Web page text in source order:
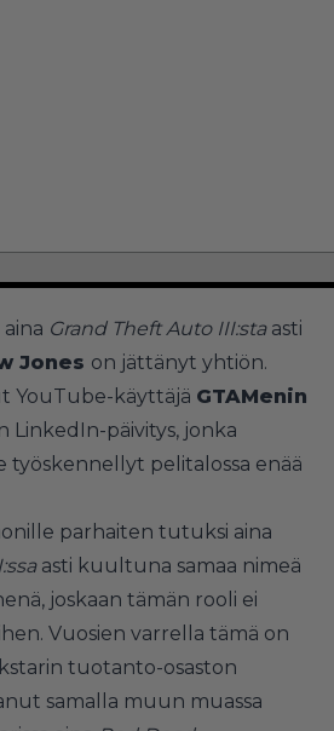
Grand Theft Auto III:sta asti
Jones on jättänyt yhtiön.
YouTube-käyttäjä GTAMenin
LinkedIn-päivitys, jonka
työskennellyt pelitalossa enää
parhaiten tutuksi aina
asti kuultuna samaa nimeä
joskaan tämän rooli ei
Vuosien varrella tämä on
tuotanto-osaston
samalla muun muassa